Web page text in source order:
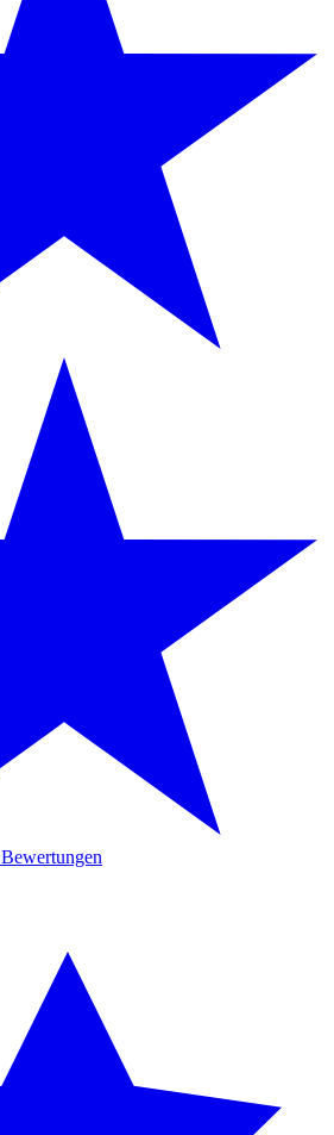
Bewertungen